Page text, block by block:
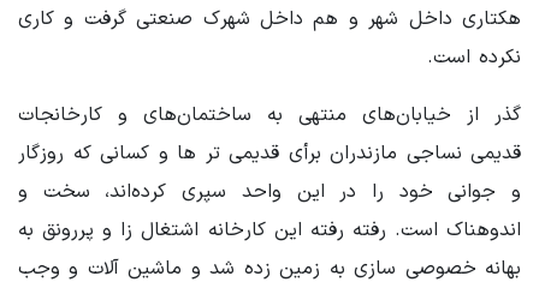
هکتاری داخل شهر و هم داخل شهرک صنعتی گرفت و کاری
نکرده است.
گذر از خیابان‌های منتهی به ساختمان‌های و کارخانجات
قدیمی نساجی مازندران برأی قدیمی تر ها و کسانی که روزگار
و جوانی خود را در این واحد سپری کرده‌اند، سخت و
اندوهناک است. رفته رفته این کارخانه اشتغال زا و پررونق به
بهانه خصوصی سازی به زمین زده شد و ماشین آلات و وجب